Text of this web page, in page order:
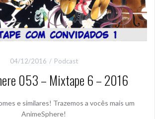
04/12/2016 Podcast
053 – Mixtape 6 – 2016
e similares! Trazemos a vocês mais um
AnimeSphere!